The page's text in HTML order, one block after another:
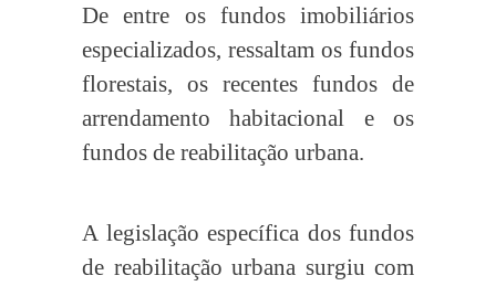
De entre os fundos imobiliários
especializados, ressaltam os fundos
florestais, os recentes fundos de
arrendamento habitacional e os
fundos de reabilitação urbana.
A legislação específica dos fundos
de reabilitação urbana surgiu com